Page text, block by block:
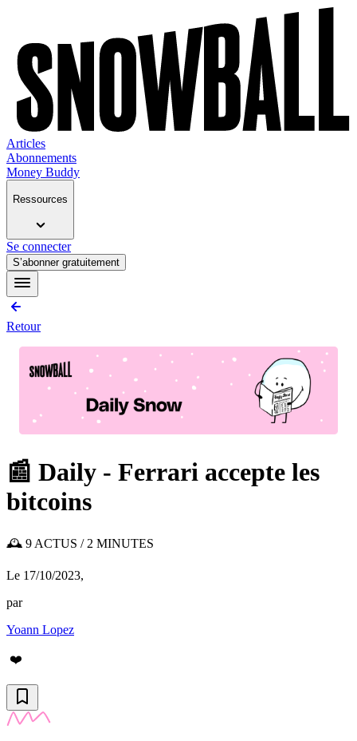
Articles
Abonnements
Money Buddy
Ressources
Se connecter
S’abonner gratuitement
Retour
📰 Daily - Ferrari accepte les
bitcoins
🕰️ 9 ACTUS / 2 MINUTES
Le 17/10/2023,
par
Yoann Lopez
❤️